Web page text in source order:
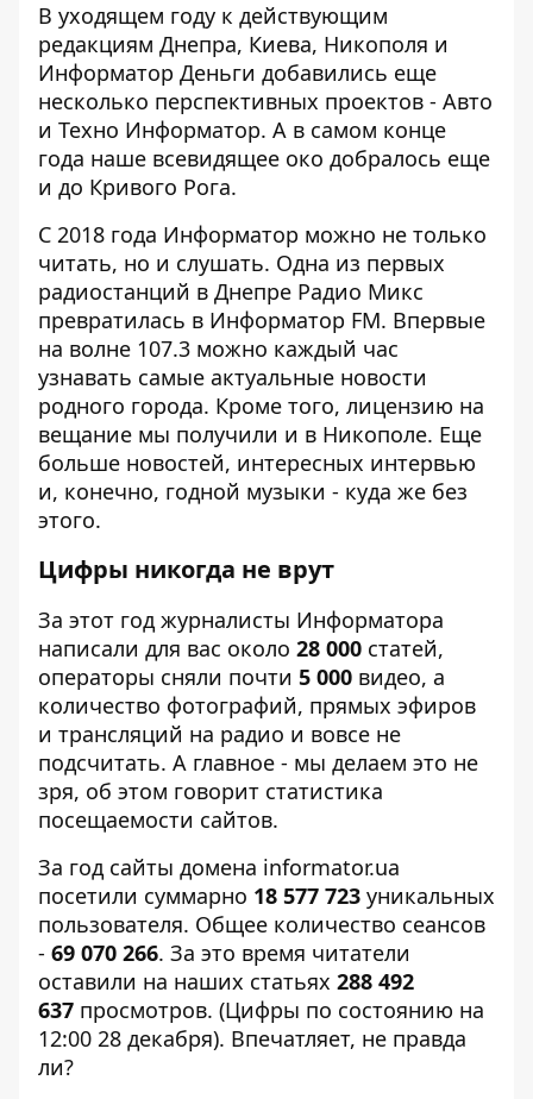
В уходящем году к действующим
редакциям Днепра, Киева, Никополя и
Информатор Деньги добавились еще
несколько перспективных проектов - Авто
и Техно Информатор. А в самом конце
года наше всевидящее око добралось еще
и до Кривого Рога.
С 2018 года Информатор можно не только
читать, но и слушать. Одна из первых
радиостанций в Днепре Радио Микс
превратилась в Информатор FM. Впервые
на волне 107.3 можно каждый час
узнавать самые актуальные новости
родного города. Кроме того, лицензию на
вещание мы получили и в Никополе. Еще
больше новостей, интересных интервью
и, конечно, годной музыки - куда же без
этого.
Цифры никогда не врут
За этот год журналисты Информатора
написали для вас около 28 000 статей,
операторы сняли почти 5 000 видео, а
количество фотографий, прямых эфиров
и трансляций на радио и вовсе не
подсчитать. А главное - мы делаем это не
зря, об этом говорит статистика
посещаемости сайтов.
За год сайты домена informator.ua
посетили суммарно 18 577 723 уникальных
пользователя. Общее количество сеансов
- 69 070 266. За это время читатели
оставили на наших статьях 288 492
637 просмотров. (Цифры по состоянию на
12:00 28 декабря). Впечатляет, не правда
ли?